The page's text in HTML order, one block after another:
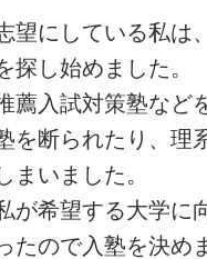
望にしている私は
探し始めました。
入試対策塾など
を断られたり、理
いました。
が希望する大学に
ので入塾を決め